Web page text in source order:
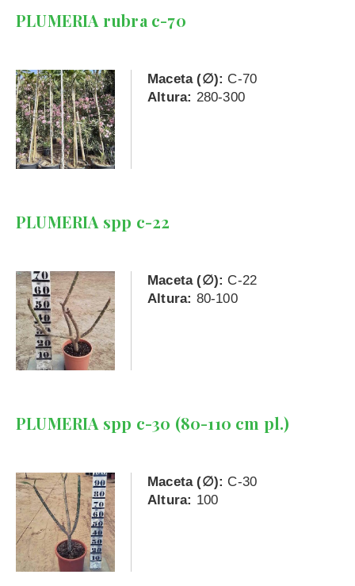
PLUMERIA rubra c-70
Maceta (∅): C-70
Altura: 280-300
PLUMERIA spp c-22
Maceta (∅): C-22
Altura: 80-100
PLUMERIA spp c-30 (80-110 cm pl.)
Maceta (∅): C-30
Altura: 100